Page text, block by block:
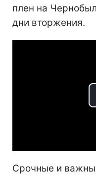
плен на
дни вторжения.
Срочные и